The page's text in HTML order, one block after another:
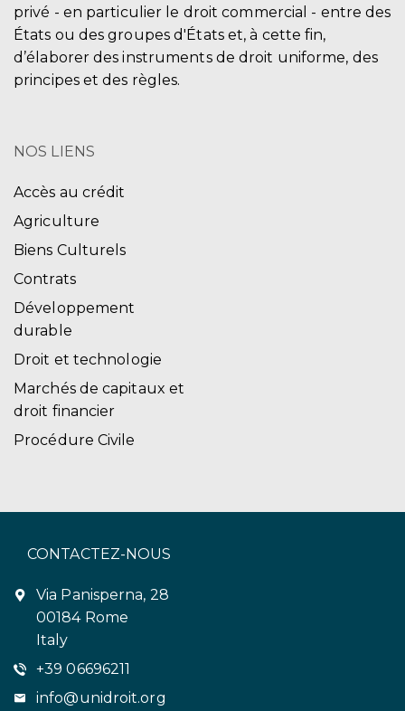
privé - en particulier le droit commercial - entre des
États ou des groupes d'États et, à cette fin,
d’élaborer des instruments de droit uniforme, des
principes et des règles.
NOS LIENS
Accès au crédit
Agriculture
Biens Culturels
Contrats
Développement
durable
Droit et technologie
Marchés de capitaux et
droit financier
Procédure Civile
CONTACTEZ-NOUS
Via Panisperna, 28
00184 Rome
Italy
+39 06696211
info@unidroit.org